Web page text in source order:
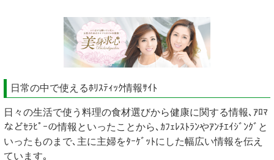
日常の中で使えるﾎﾘｽﾃｨｯｸ情報ｻｲﾄ
日々の生活で使う料理の食材選びから健康に関する情報､ｱﾛﾏ
などｾﾗﾋﾟｰの情報といったことから､ｶﾌｪﾚｽﾄﾗﾝやｱﾝﾁｴｲｼﾞﾝｸﾞと
いったものまで､主に主婦をﾀｰｹﾞｯﾄにした幅広い情報を伝え
ています｡